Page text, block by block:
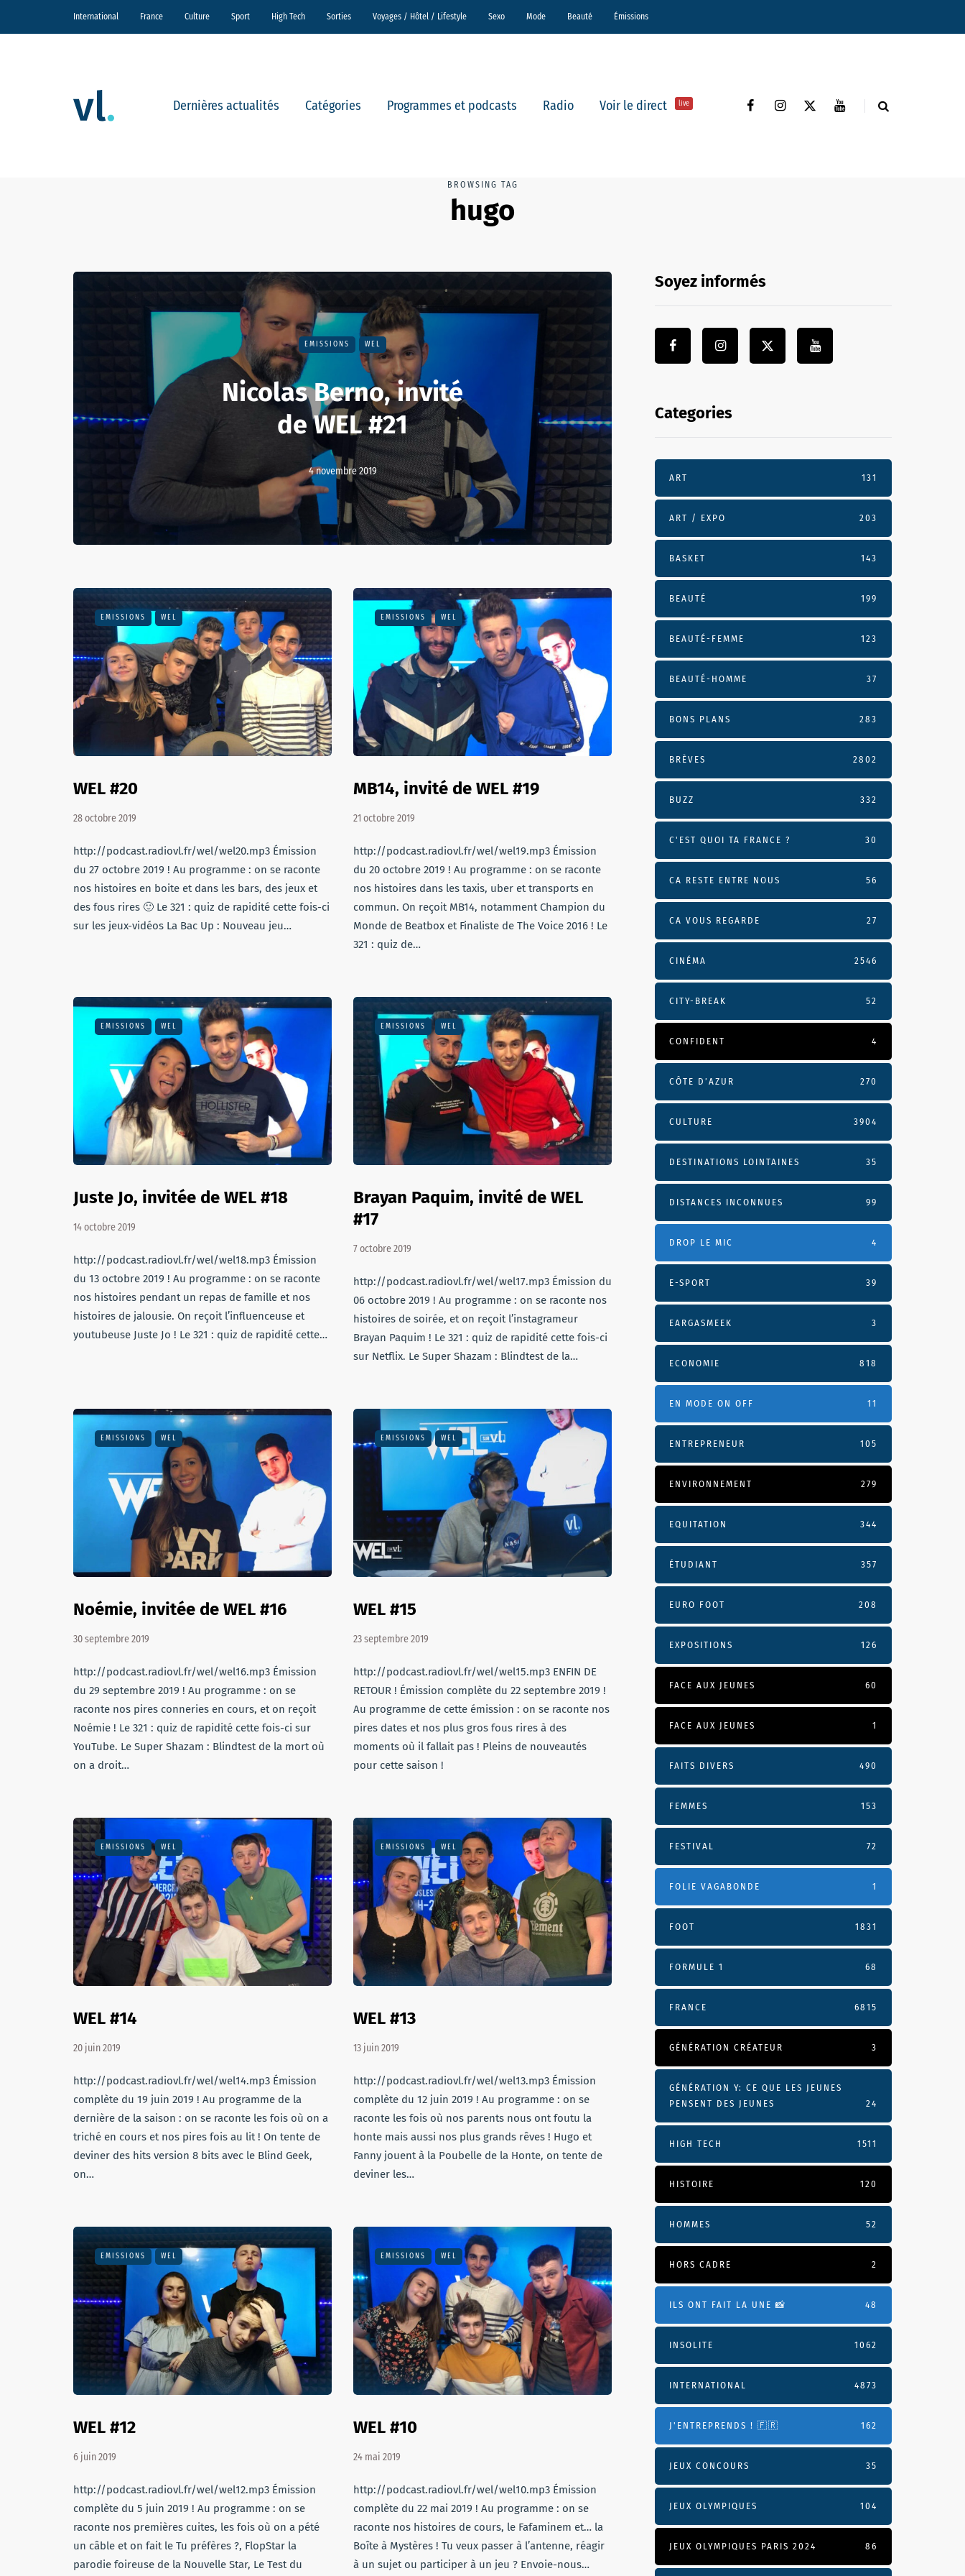
International France Culture Sport High Tech Sorties Voyages / Hôtel / Lifestyle Sexo Mode Beauté Émissions
Dernières actualités Catégories Programmes et podcasts Radio Voir le direct live
BROWSING TAG
hugo
EMISSIONS WEL
Nicolas Berno, invité
de WEL #21
4 novembre 2019
EMISSIONS WEL
WEL #20
28 octobre 2019
http://podcast.radiovl.fr/wel/wel20.mp3 Émission
du 27 octobre 2019 ! Au programme : on se raconte
nos histoires en boite et dans les bars, des jeux et
des fous rires 🙂 Le 321 : quiz de rapidité cette fois-ci
sur les jeux-vidéos La Bac Up : Nouveau jeu…
EMISSIONS WEL
MB14, invité de WEL #19
21 octobre 2019
http://podcast.radiovl.fr/wel/wel19.mp3 Émission
du 20 octobre 2019 ! Au programme : on se raconte
nos histoires dans les taxis, uber et transports en
commun. On reçoit MB14, notamment Champion du
Monde de Beatbox et Finaliste de The Voice 2016 ! Le
321 : quiz de…
EMISSIONS WEL
Juste Jo, invitée de WEL #18
14 octobre 2019
http://podcast.radiovl.fr/wel/wel18.mp3 Émission
du 13 octobre 2019 ! Au programme : on se raconte
nos histoires pendant un repas de famille et nos
histoires de jalousie. On reçoit l’influenceuse et
youtubeuse Juste Jo ! Le 321 : quiz de rapidité cette…
EMISSIONS WEL
Brayan Paquim, invité de WEL
#17
7 octobre 2019
http://podcast.radiovl.fr/wel/wel17.mp3 Émission du
06 octobre 2019 ! Au programme : on se raconte nos
histoires de soirée, et on reçoit l’instagrameur
Brayan Paquim ! Le 321 : quiz de rapidité cette fois-ci
sur Netflix. Le Super Shazam : Blindtest de la…
EMISSIONS WEL
Noémie, invitée de WEL #16
30 septembre 2019
http://podcast.radiovl.fr/wel/wel16.mp3 Émission
du 29 septembre 2019 ! Au programme : on se
raconte nos pires conneries en cours, et on reçoit
Noémie ! Le 321 : quiz de rapidité cette fois-ci sur
YouTube. Le Super Shazam : Blindtest de la mort où
on a droit…
EMISSIONS WEL
WEL #15
23 septembre 2019
http://podcast.radiovl.fr/wel/wel15.mp3 ENFIN DE
RETOUR ! Émission complète du 22 septembre 2019 !
Au programme de cette émission : on se raconte nos
pires dates et nos plus gros fous rires à des
moments où il fallait pas ! Pleins de nouveautés
pour cette saison !
EMISSIONS WEL
WEL #14
20 juin 2019
http://podcast.radiovl.fr/wel/wel14.mp3 Émission
complète du 19 juin 2019 ! Au programme de la
dernière de la saison : on se raconte les fois où on a
triché en cours et nos pires fois au lit ! On tente de
deviner des hits version 8 bits avec le Blind Geek,
on…
EMISSIONS WEL
WEL #13
13 juin 2019
http://podcast.radiovl.fr/wel/wel13.mp3 Émission
complète du 12 juin 2019 ! Au programme : on se
raconte les fois où nos parents nous ont foutu la
honte mais aussi nos plus grands rêves ! Hugo et
Fanny jouent à la Poubelle de la Honte, on tente de
deviner les…
EMISSIONS WEL
WEL #12
6 juin 2019
http://podcast.radiovl.fr/wel/wel12.mp3 Émission
complète du 5 juin 2019 ! Au programme : on se
raconte nos premières cuites, les fois où on a pété
un câble et on fait le Tu préfères ?, FlopStar la
parodie foireuse de la Nouvelle Star, Le Test du
EMISSIONS WEL
WEL #10
24 mai 2019
http://podcast.radiovl.fr/wel/wel10.mp3 Émission
complète du 22 mai 2019 ! Au programme : on se
raconte nos histoires de cours, le Fafaminem et… la
Boîte à Mystères ! Tu veux passer à l’antenne, réagir
à un sujet ou participer à un jeu ? Envoie-nous…
Soyez informés
Categories
ART 131
ART / EXPO 203
BASKET 143
BEAUTÉ 199
BEAUTÉ-FEMME 123
BEAUTÉ-HOMME 37
BONS PLANS 283
BRÈVES 2802
BUZZ 332
C'EST QUOI TA FRANCE ? 30
CA RESTE ENTRE NOUS 56
CA VOUS REGARDE 27
CINÉMA 2546
CITY-BREAK 52
CONFIDENT 4
CÔTE D’AZUR 270
CULTURE 3904
DESTINATIONS LOINTAINES 35
DISTANCES INCONNUES 99
DROP LE MIC 4
E-SPORT 39
EARGASMEEK 3
ECONOMIE 818
EN MODE ON OFF 11
ENTREPRENEUR 105
ENVIRONNEMENT 279
EQUITATION 344
ÉTUDIANT 357
EURO FOOT 208
EXPOSITIONS 126
FACE AUX JEUNES 60
FACE AUX JEUNES 1
FAITS DIVERS 490
FEMMES 153
FESTIVAL 72
FOLIE VAGABONDE 1
FOOT 1831
FORMULE 1 68
FRANCE 6815
GÉNÉRATION CRÉATEUR 3
GÉNÉRATION Y: CE QUE LES JEUNES
PENSENT DES JEUNES
24
HIGH TECH 1511
HISTOIRE 120
HOMMES 52
HORS CADRE 2
ILS ONT FAIT LA UNE 📸 48
INSOLITE 1062
INTERNATIONAL 4873
J'ENTREPRENDS ! 🇫🇷 162
JEUX CONCOURS 35
JEUX OLYMPIQUES 104
JEUX OLYMPIQUES PARIS 2024 86